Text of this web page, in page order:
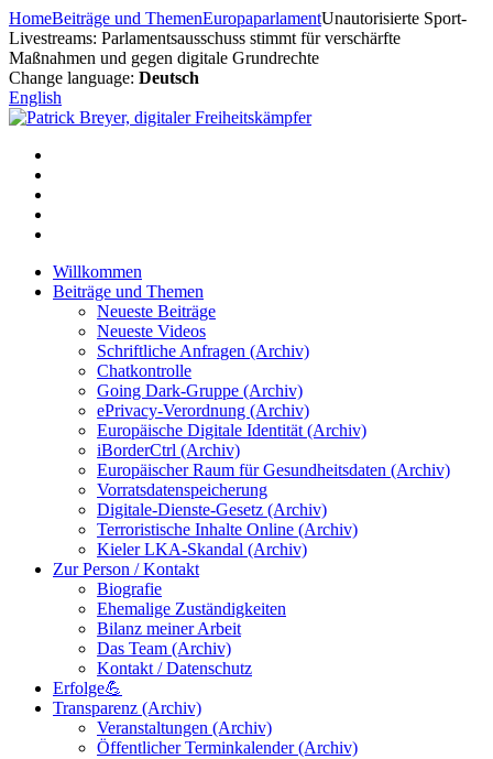
Zum
Inhalt
springen
HomeBeiträge und ThemenEuropaparlamentUnautorisierte Sport-
Livestreams: Parlamentsausschuss stimmt für verschärfte
Maßnahmen und gegen digitale Grundrechte
Change language: Deutsch
English
Willkommen
Beiträge und Themen
Neueste Beiträge
Neueste Videos
Schriftliche Anfragen (Archiv)
Chatkontrolle
Going Dark-Gruppe (Archiv)
ePrivacy-Verordnung (Archiv)
Europäische Digitale Identität (Archiv)
iBorderCtrl (Archiv)
Europäischer Raum für Gesundheitsdaten (Archiv)
Vorratsdatenspeicherung
Digitale-Dienste-Gesetz (Archiv)
Terroristische Inhalte Online (Archiv)
Kieler LKA-Skandal (Archiv)
Zur Person / Kontakt
Biografie
Ehemalige Zuständigkeiten
Bilanz meiner Arbeit
Das Team (Archiv)
Kontakt / Datenschutz
Erfolge💪
Transparenz (Archiv)
Veranstaltungen (Archiv)
Öffentlicher Terminkalender (Archiv)